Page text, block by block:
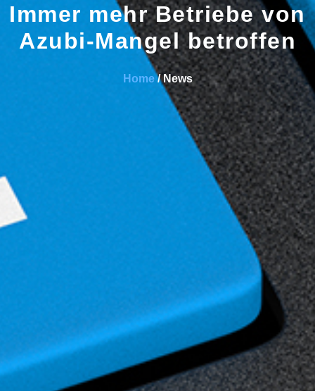
Immer mehr Betriebe von
Azubi-Mangel betroffen
Home/ News